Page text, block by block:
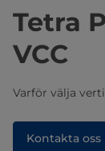
Tetra
VCC
Varför välja
Kontakta oss